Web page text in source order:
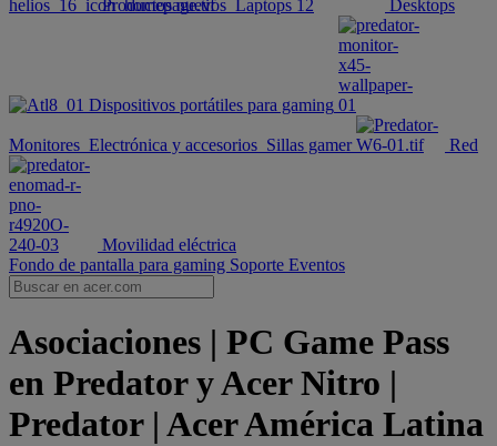
Productos nuevos Laptops Desktops
Dispositivos portátiles para gaming
Monitores Electrónica y accesorios Sillas gamer Red
Movilidad eléctrica
Fondo de pantalla para gaming Soporte Eventos
Asociaciones | PC Game Pass
en Predator y Acer Nitro |
Predator | Acer América Latina